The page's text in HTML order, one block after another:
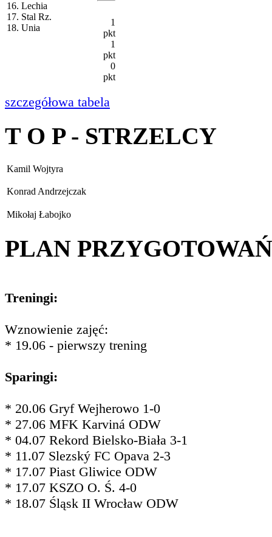
16. Lechia
17. Stal Rz.
18. Unia
1
pkt
1
pkt
0
pkt
szczegółowa tabela
T O P - STRZELCY
Kamil Wojtyra
Konrad Andrzejczak
Mikołaj Łabojko
PLAN PRZYGOTOWAŃ
Treningi:
Wznowienie zajęć:
* 19.06 - pierwszy trening
Sparingi:
* 20.06 Gryf Wejherowo 1-0
* 27.06 MFK Karviná ODW
* 04.07 Rekord Bielsko-Biała 3-1
* 11.07 Slezský FC Opava 2-3
* 17.07 Piast Gliwice ODW
* 17.07 KSZO O. Ś. 4-0
* 18.07 Śląsk II Wrocław ODW